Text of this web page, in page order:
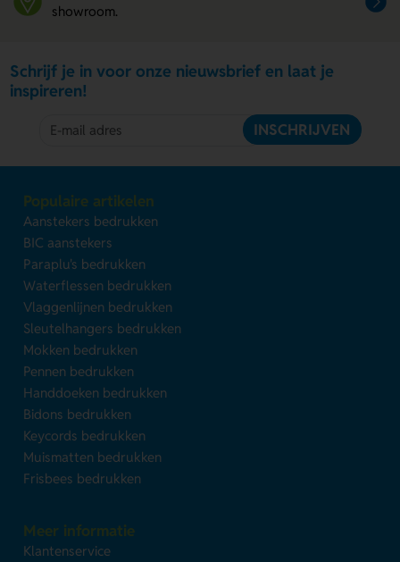
showroom.
Schrijf je in voor onze nieuwsbrief en laat je
inspireren!
INSCHRIJVEN
Populaire artikelen
Aanstekers bedrukken
BIC aanstekers
Paraplu's bedrukken
Waterflessen bedrukken
Vlaggenlijnen bedrukken
Sleutelhangers bedrukken
Mokken bedrukken
Pennen bedrukken
Handdoeken bedrukken
Bidons bedrukken
Keycords bedrukken
Muismatten bedrukken
Frisbees bedrukken
Meer informatie
Klantenservice